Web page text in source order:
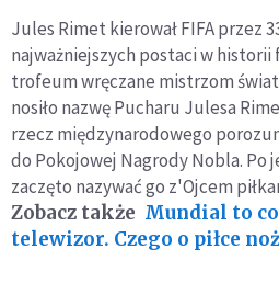
Jules Rimet kierował FIFA przez
najważniejszych postaci w
trofeum wręczane mistrzom
nosiło nazwę Pucharu Julesa
rzecz międzynarodowego
do Pokojowej Nagrody Nobla. Po
zaczęto nazywać go z'Ojcem
Zobacz także Mundial to
telewizor. Czego o piłce